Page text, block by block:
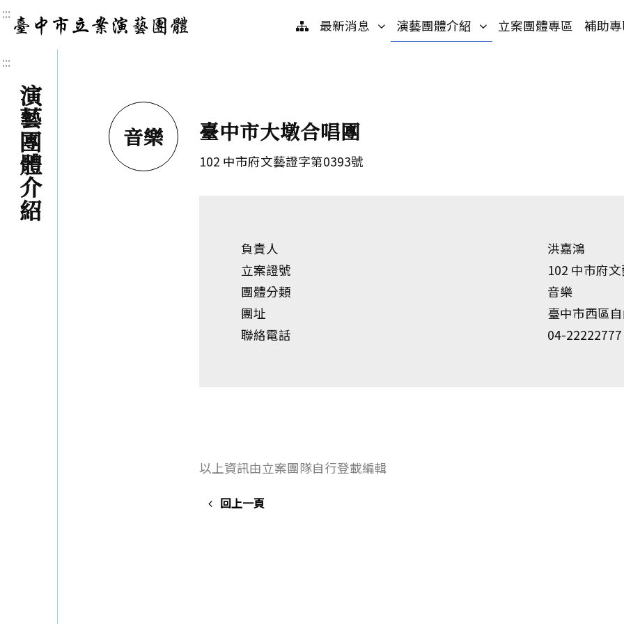
::: 臺中市立案演藝團體｜入口網站
網站導覽
最新消息 (按鍵盤[下]，向下展開次選單)
演藝團體介紹 (按鍵盤[下]，向下展開次選
立案團體專區 補助
:::
演藝團體介紹 音樂 臺中市大墩合唱團
102 中市府文藝證字第0393號
負責人
洪嘉鴻
立案證號
102 中市府
團體分類
音樂
團址
臺中市西區
聯絡電話
04-22222777
以上資訊由立案團隊自行登載編輯
回上一頁